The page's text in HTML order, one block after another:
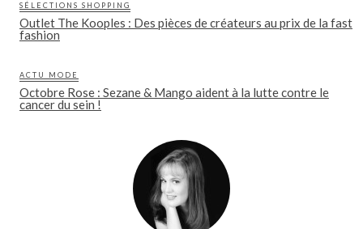
SÉLECTIONS SHOPPING
Outlet The Kooples : Des pièces de créateurs au prix de la fast
fashion
ACTU MODE
Octobre Rose : Sezane & Mango aident à la lutte contre le
cancer du sein !